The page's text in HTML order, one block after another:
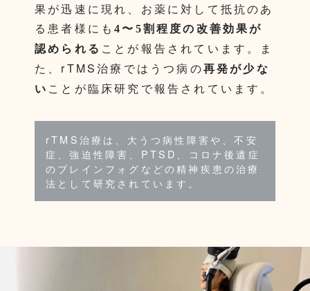
果が迅速に現れ、お薬に対して抵抗のあ
る患者様にも4〜5割程度の改善効果が
認められる ことが報告されています。ま
た、rTMS治療ではうつ病の再発が少な
い ことが臨床研究で報告されています。
rTMS治療は、大うつ病性障害や、不安
症、強迫性障害、PTSD、コロナ後遺症
のブレインフォグなどの精神疾患の治療
法として研究されています。